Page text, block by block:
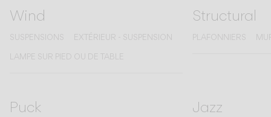
Wind
SUSPENSIONS
EXTÉRIEUR - SUSPENSION
LAMPE SUR PIED OU DE TABLE
Structural
PLAFONNIERS
Puck Jazz